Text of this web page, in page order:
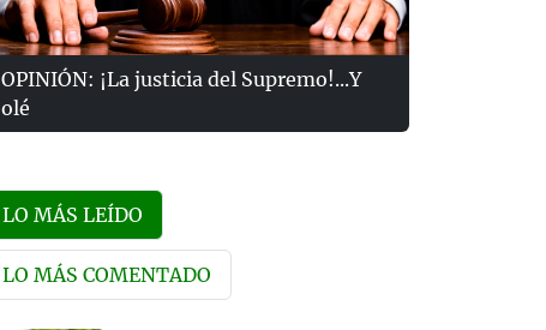
OPINIÓN: ¡La justicia del Supremo!...Y
olé
LO MÁS LEÍDO
LO MÁS COMENTADO